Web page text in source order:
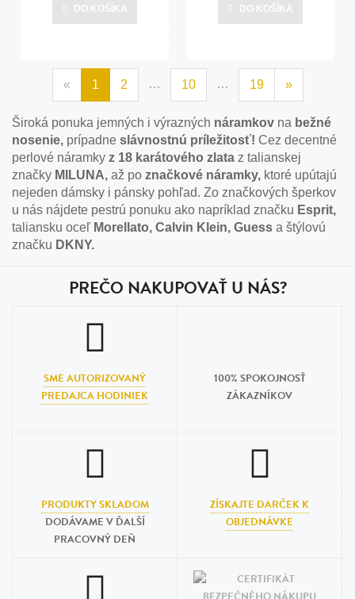
DO KOŠÍKA DO KOŠÍKA
« 1 2 … 10 … 19 »
Široká ponuka jemných i výrazných náramkov na bežné
nosenie, prípadne slávnostnú príležitosť! Cez decentné
perlové náramky z 18 karátového zlata z talianskej
značky MILUNA, až po značkové náramky, ktoré upútajú
nejeden dámsky i pánsky pohľad. Zo značkových šperkov
u nás nájdete pestrú ponuku ako napríklad značku Esprit,
taliansku oceľ Morellato, Calvin Klein, Guess a štýlovú
značku DKNY.
PREČO NAKUPOVAŤ U NÁS?
SME AUTORIZOVANÝ
PREDAJCA HODINIEK
100% SPOKOJNOSŤ
ZÁKAZNÍKOV
PRODUKTY SKLADOM
DODÁVAME V ĎALŠÍ
PRACOVNÝ DEŇ
ZÍSKAJTE DARČEK K
OBJEDNÁVKE